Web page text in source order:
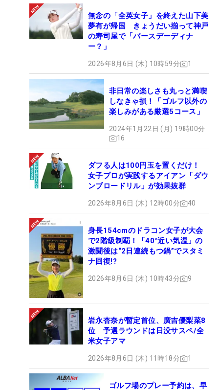
無念の「全英女子」を終えた山下美
夢有が帰国 きょうだい揃って神戸
の寿司屋で「バースデーディナ
ー？」
2026年8月6日 (木) 10時59分 1
非日常の楽しさも丸っと満喫
しなきゃ損！「ゴルフ以外の
楽しみがある厳選5コース」
2024年1月22日 (月) 19時00分
16
ダフる人は100円玉を置くだけ！
女子プロが実践するアイアン「ダウ
ンブロードリル」が効果抜群
2026年8月6日 (木) 12時00分 40
身長154cmのドラコン女子が大会
で2階級制覇！「40°近い気温」の
激闘後は“2日連続もつ鍋”でスタミ
ナ回復!?
2026年8月6日 (木) 10時43分 9
岩永杏奈が暫定首位、廣吉優梨菜8
位 予選ラウンドは日没サスペ/全
米女子アマ
2026年8月6日 (木) 11時18分 1
ゴルフ場のプレー予約は、早